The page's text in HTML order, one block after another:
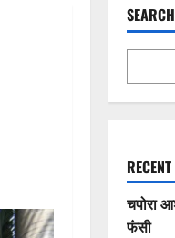
SEARCH
चपोरा
फंसी